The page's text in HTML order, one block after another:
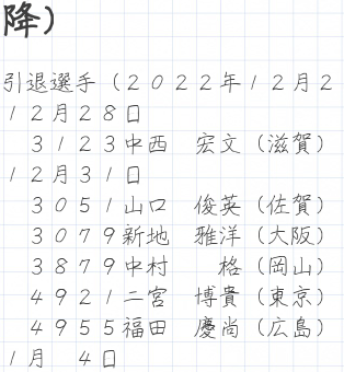
降）
引退選手（２０２２年１２月２
１２月２８日
３１２３中西 宏文（滋賀）
１２月３１日
３０５１山口 俊英（佐賀）
３０７９新地 雅洋（大阪）
３８７９中村 格（岡山）
４９２１二宮 博貴（東京）
４９５５福田 慶尚（広島）
１月 ４日